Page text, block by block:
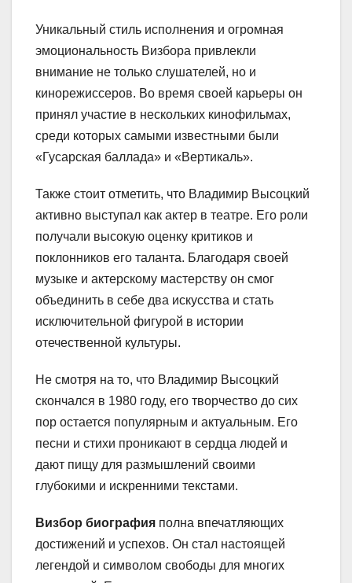
Уникальный стиль исполнения и огромная
эмоциональность Визбора привлекли
внимание не только слушателей, но и
кинорежиссеров. Во время своей карьеры он
принял участие в нескольких кинофильмах,
среди которых самыми известными были
«Гусарская баллада» и «Вертикаль».
Также стоит отметить, что Владимир Высоцкий
активно выступал как актер в театре. Его роли
получали высокую оценку критиков и
поклонников его таланта. Благодаря своей
музыке и актерскому мастерству он смог
объединить в себе два искусства и стать
исключительной фигурой в истории
отечественной культуры.
Не смотря на то, что Владимир Высоцкий
скончался в 1980 году, его творчество до сих
пор остается популярным и актуальным. Его
песни и стихи проникают в сердца людей и
дают пищу для размышлений своими
глубокими и искренними текстами.
Визбор биография полна впечатляющих
достижений и успехов. Он стал настоящей
легендой и символом свободы для многих